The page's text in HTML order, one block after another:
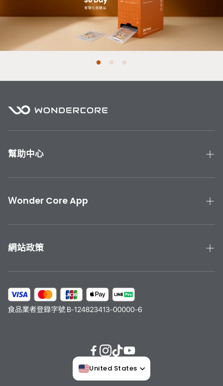
幫助中心
產品手冊與教學
聯絡我們
Ｗonder Core App
下載 Wonder Core APP
App Store 下載
網站政策
隱私政策
服務條款
會員計劃
United States